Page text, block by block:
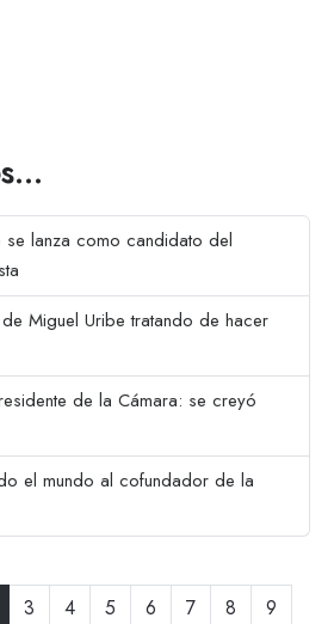
se lanza como candidato del
Miguel Uribe tratando de hacer
de la Cámara: se creyó
el mundo al cofundador de la
3 4 5 6 7 8
9